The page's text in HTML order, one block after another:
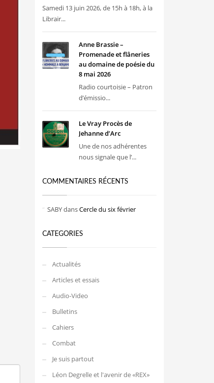
Samedi 13 juin 2026, de 15h à 18h, à la
Librair...
Anne Brassie –
Promenade et flâneries
au domaine de poésie du
8 mai 2026
Radio courtoisie – Patron
d’émissio...
Le Vray Procès de
Jehanne d’Arc
Une de nos adhérentes
nous signale que l’...
COMMENTAIRES RÉCENTS
SABYdansCercle du six février
CATEGORIES
Actualités
Articles et essais
Audio-Video
Bulletins
Cahiers
Combat
Je suis partout
Léon Degrelle et l'avenir de «REX»